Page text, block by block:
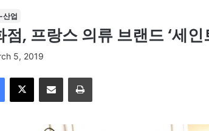
산업
점, 프랑스 의류 브랜드 ‘세
5, 2019
이메일